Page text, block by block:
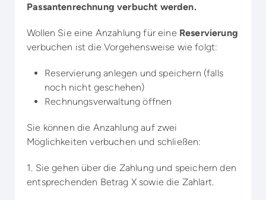
Passantenrechnung verbucht werden.
Wollen Sie eine Anzahlung für eine Reservierung
verbuchen ist die Vorgehensweise wie folgt:
Reservierung anlegen und speichern (falls
noch nicht geschehen)
Rechnungsverwaltung öffnen
Sie können die Anzahlung auf zwei
Möglichkeiten verbuchen und schließen:
1. Sie gehen über die Zahlung und speichern den
entsprechenden Betrag X sowie die Zahlart.